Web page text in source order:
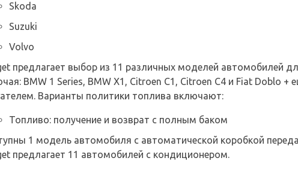
Skoda
Suzuki
Volvo
предлагает выбор из 11 различных моделей автомобилей
BMW 1 Series, BMW X1, Citroen C1, Citroen C4 и Fiat Doblo
Варианты политики топлива включают:
Топливо: получение и возврат с полным баком
1 модель автомобиля с автоматической коробкой
предлагает 11 автомобилей с кондиционером.